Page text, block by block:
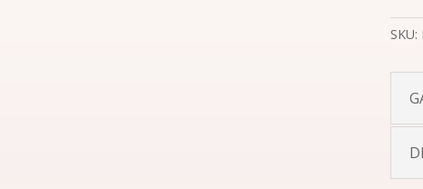
hoja
y
SKU: